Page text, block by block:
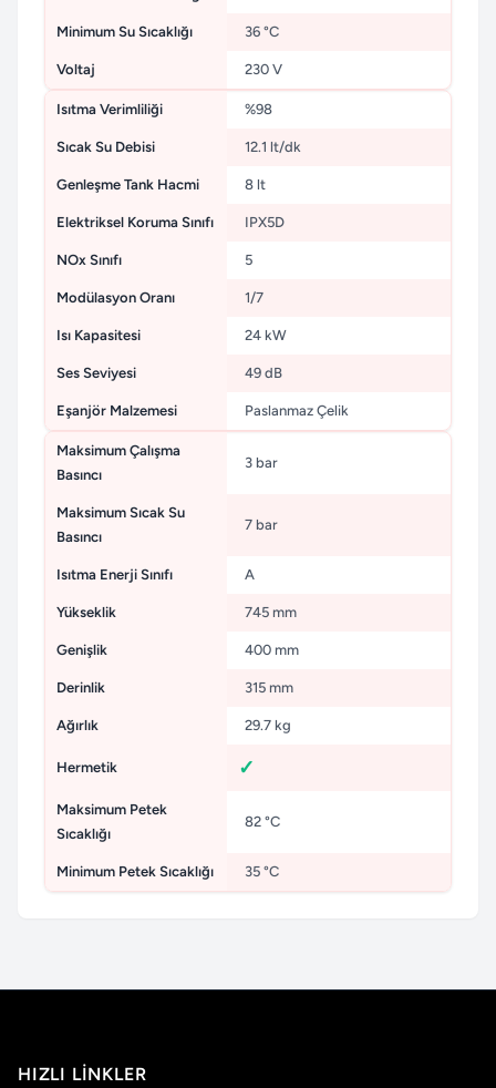
Minimum Su Sıcaklığı 36 °C
Voltaj 230 V
Isıtma Verimliliği %98
Sıcak Su Debisi 12.1 lt/dk
Genleşme Tank Hacmi 8 lt
Elektriksel Koruma Sınıfı IPX5D
NOx Sınıfı 5
Modülasyon Oranı 1/7
Isı Kapasitesi 24 kW
Ses Seviyesi 49 dB
Eşanjör Malzemesi Paslanmaz Çelik
Maksimum Çalışma
Basıncı
3 bar
Maksimum Sıcak Su
Basıncı
7 bar
Isıtma Enerji Sınıfı A
Yükseklik 745 mm
Genişlik 400 mm
Derinlik 315 mm
Ağırlık 29.7 kg
Hermetik
Maksimum Petek
Sıcaklığı
82 °C
Minimum Petek Sıcaklığı 35 °C
HIZLI LINKLER